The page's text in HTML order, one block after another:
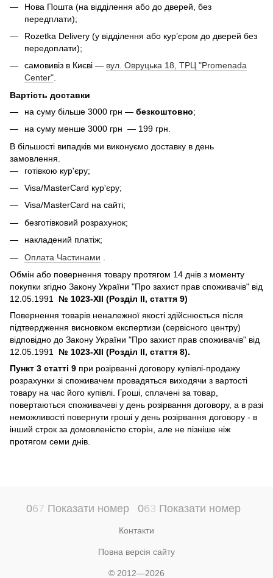
Нова Пошта (на відділення або до дверей, без
передплати);
Rozetka Delivery (у відділення або кур’єром до дверей без
передоплати);
самовивіз в Києві — вул. Овруцька 18, ТРЦ "Promenada
Center".
Вартість доставки
на суму більше 3000 грн — безкоштовно;
на суму менше 3000 грн — 199 грн.
В більшості випадків ми виконуємо доставку в день
замовлення.
готівкою кур'єру;
Visa/MasterCard кур'єру;
Visa/MasterCard на сайті;
безготівковий розрахунок;
накладений платіж;
Оплата Частинами
Обмін або повернення товару протягом 14 днів з моменту
покупки згідно Закону України "Про захист прав споживачів" від
12.05.1991 № 1023-XII (Розділ II, стаття 9)
Повернення товарів неналежної якості здійснюється після
підтвердження висновком експертизи (сервісного центру)
відповідно до Закону України "Про захист прав споживачів" від
12.05.1991 № 1023-XII (Розділ II, стаття 8).
Пункт 3 статті 9 при розірванні договору купівлі-продажу
розрахунки зі споживачем провадяться виходячи з вартості
товару на час його купівлі. Гроші, сплачені за товар,
повертаються споживачеві у день розірвання договору, а в разі
неможливості повернути гроші у день розірвання договору - в
інший строк за домовленістю сторін, але не пізніше ніж
протягом семи днів.
067 Показати номер 063 Показати номер
Контакти
Повна версія сайту
© 2012—2026